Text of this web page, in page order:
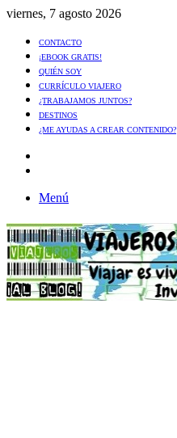
viernes, 7 agosto 2026
CONTACTO
¡EBOOK GRATIS!
QUIÉN SOY
CURRÍCULO VIAJERO
¿TRABAJAMOS JUNTOS?
DESTINOS
¿ME AYUDAS A CREAR CONTENIDO?
Menú